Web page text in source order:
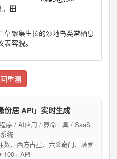
田
草聚集生长的沙地鸟类常栖息
容貌。
重测
份居 API」实时生成
序 / AI应用 / 算命工具 / SaaS
系统
数、西方占星、六爻奇门、塔罗
100+ API